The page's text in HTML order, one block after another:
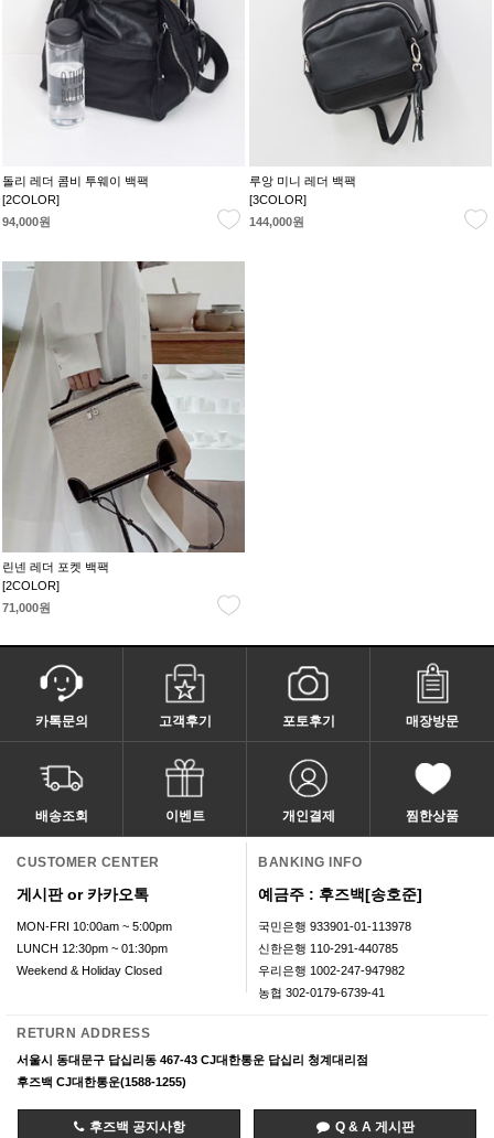
돌리 레더 콤비 투웨이 백팩
[2COLOR]
94,000원
루앙 미니 레더 백팩
[3COLOR]
144,000원
린넨 레더 포켓 백팩
[2COLOR]
71,000원
카톡문의 고객후기 포토후기 매장방문
배송조회 이벤트 개인결제 찜한상품
CUSTOMER CENTER
게시판 or 카카오톡
MON-FRI 10:00am ~ 5:00pm
LUNCH 12:30pm ~ 01:30pm
Weekend & Holiday Closed
BANKING INFO
예금주 : 후즈백[송호준]
국민은행 933901-01-113978
신한은행 110-291-440785
우리은행 1002-247-947982
농협 302-0179-6739-41
RETURN ADDRESS
서울시 동대문구 답십리동 467-43 CJ대한통운 답십리 청계대리점
후즈백 CJ대한통운(1588-1255)
후즈백 공지사항 Q & A 게시판